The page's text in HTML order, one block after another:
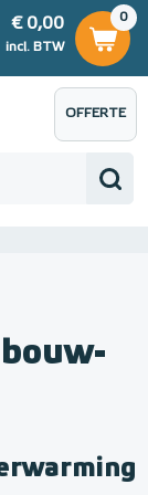
0
€ 0,00
incl. BTW
€ 0,00
OFFERTE
AANVRAGEN